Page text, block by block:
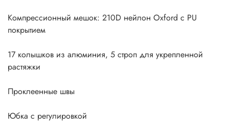
Компрессионный мешок: 210D нейлон Oxford с PU
покрытием
17 колышков из алюминия, 5 строп для укрепленной
растяжки
Проклеенные швы
Юбка с регулировкой